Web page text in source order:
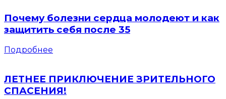
Почему болезни сердца молодеют и как
защитить себя после 35
Подробнее
ЛЕТНЕЕ ПРИКЛЮЧЕНИЕ ЗРИТЕЛЬНОГО
СПАСЕНИЯ!